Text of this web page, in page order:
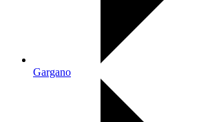
Gargano